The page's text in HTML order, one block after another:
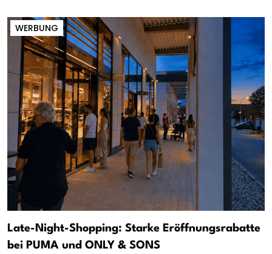
WERBUNG
Late-Night-Shopping: Starke Eröffnungsrabatte
bei PUMA und ONLY & SONS